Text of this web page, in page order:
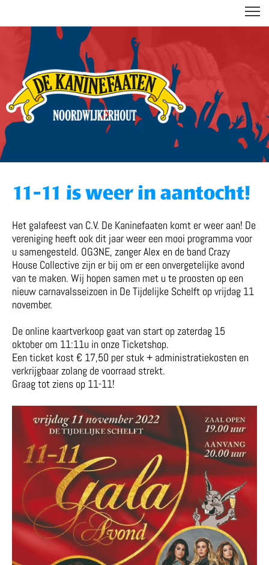
11-11 is weer in aantocht!
Het galafeest van C.V. De Kaninefaaten komt er weer aan! De
vereniging heeft ook dit jaar weer een mooi programma voor
u samengesteld. OG3NE, zanger Alex en de band Crazy
House Collective zijn er bij om er een onvergetelijke avond
van te maken. Wij hopen samen met u te proosten op een
nieuw carnavalsseizoen in De Tijdelijke Schelft op vrijdag 11
november.
De online kaartverkoop gaat van start op zaterdag 15
oktober om 11:11u in onze Ticketshop.
Een ticket kost € 17,50 per stuk + administratiekosten en
verkrijgbaar zolang de voorraad strekt.
Graag tot ziens op 11-11!